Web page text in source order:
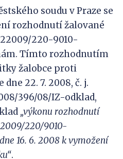
soudu v Praze se
rozhodnutí žalované
22009/220-9010-
Tímto rozhodnutím
žalobce proti
22. 7. 2008, č. j.
396/08/IZ-odklad,
„výkonu rozhodnutí
220/9010-
16. 6. 2008 kvymožení
.